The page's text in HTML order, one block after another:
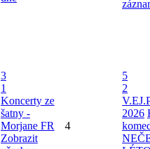
3
1
Koncerty ze
šatny -
Morjane FR
Zobrazit
4
5
2
2026